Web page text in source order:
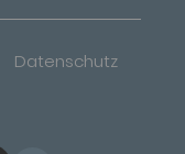
Datenschutz